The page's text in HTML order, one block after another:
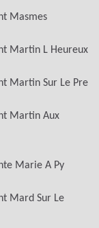
Masmes
Martin L Heureux
Martin Sur Le Pre
Martin Aux
Marie A Py
Mard Sur Le